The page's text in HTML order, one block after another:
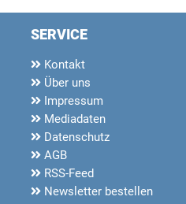
SERVICE
Kontakt
Über uns
Impressum
Mediadaten
Datenschutz
AGB
RSS-Feed
Newsletter bestellen